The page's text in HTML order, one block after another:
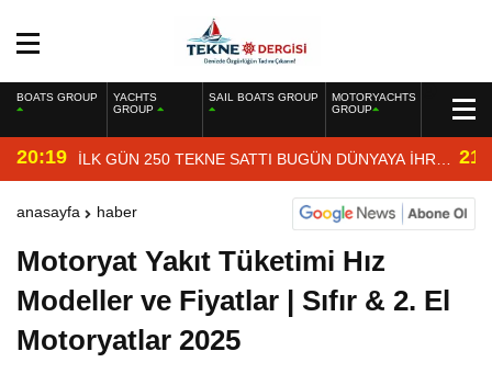
BOATS GROUP
YACHTS
GROUP
SAIL BOATS GROUP
MOTORYACHTS
GROUP
20:19 İLK GÜN 250 TEKNE SATTI BUGÜN DÜNYAYA İHRAÇ
EDİYOR
anasayfa haber
Motoryat Yakıt Tüketimi Hız
Modeller ve Fiyatlar | Sıfır & 2. El
Motoryatlar 2025